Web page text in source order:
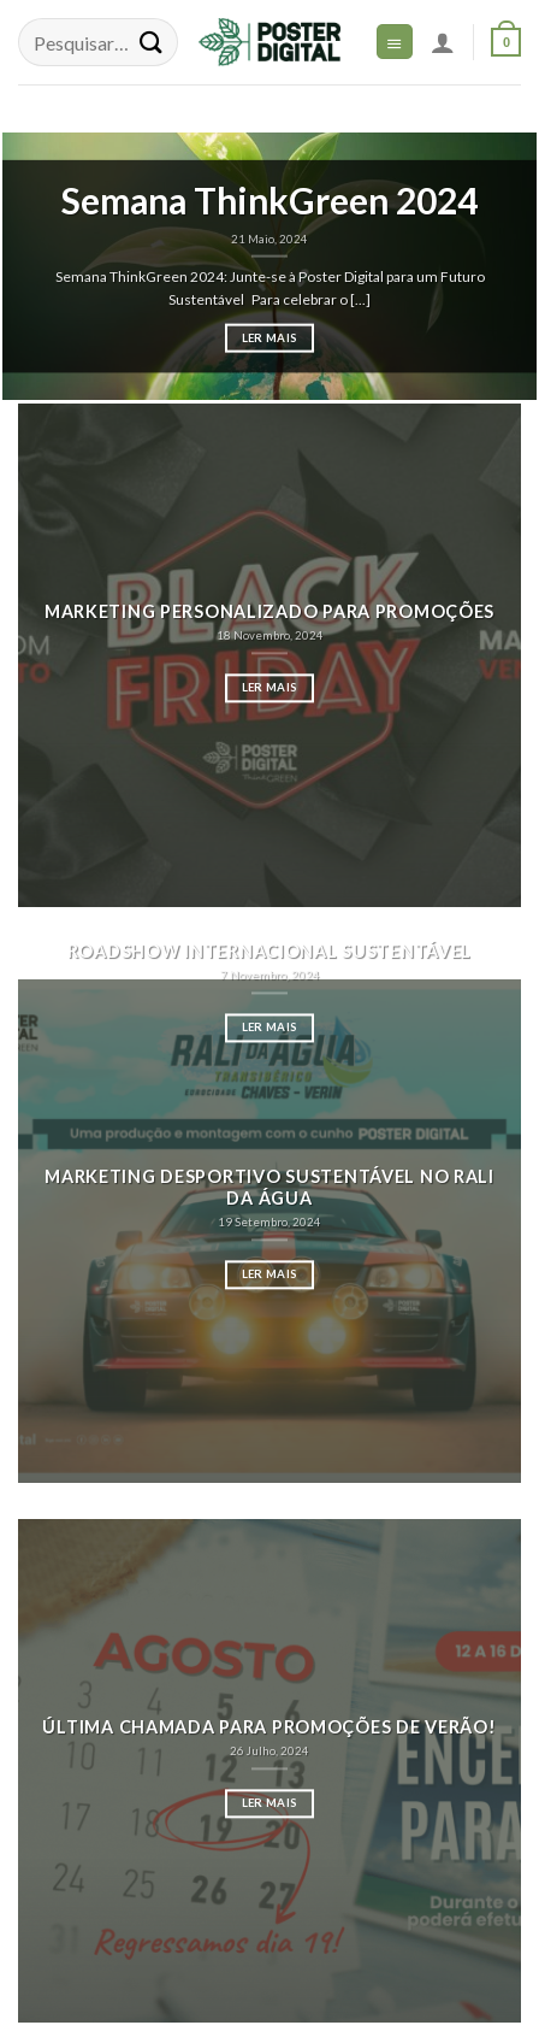
content
0
Semana ThinkGreen 2024
21 Maio, 2024
Semana ThinkGreen 2024: Junte-se à Poster Digital para um Futuro
Sustentável Para celebrar o [...]
LER MAIS
MARKETING PERSONALIZADO PARA PROMOÇÕES
18 Novembro, 2024
LER MAIS
ROADSHOW INTERNACIONAL SUSTENTÁVEL
7 Novembro, 2024
LER MAIS
MARKETING DESPORTIVO SUSTENTÁVEL NO RALI
DA ÁGUA
19 Setembro, 2024
LER MAIS
ÚLTIMA CHAMADA PARA PROMOÇÕES DE VERÃO!
26 Julho, 2024
LER MAIS